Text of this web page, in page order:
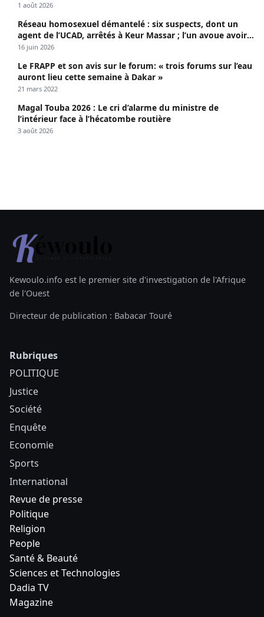
1 août 2026
Réseau homosexuel démantelé : six suspects, dont un
agent de l’UCAD, arrêtés à Keur Massar ; l’un avoue avoir
propagé le VIH depuis 2018
16 juin 2026
Le FRAPP et son avis sur le forum: « trois forums sur l’eau
auront lieu cette semaine à Dakar »
21 mars 2022
Magal Touba 2026 : Le cri d’alarme du ministre de
l’intérieur face à l’hécatombe routière
3 août 2026
Kewoulo.info est le premier site d'investigation de l'Afrique
de l'Ouest
Directeur de publication : Babacar Touré
Rubriques
POLITIQUE
Justice
Société
Enquête
Economie
Sports
International
Revue de presse
Politique
Religion
People
Santé & Beauté
Sciences et Technologies
Dadia TV
Magazine